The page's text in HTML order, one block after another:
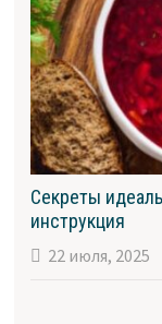
Секреты
инструкция
22 июля, 2025